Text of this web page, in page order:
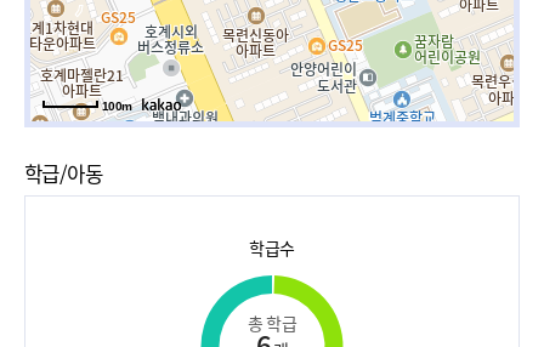
100m
학급/아동
학급수
총 학급